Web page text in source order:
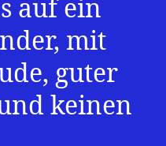
auf ein
mit
guter
keinen